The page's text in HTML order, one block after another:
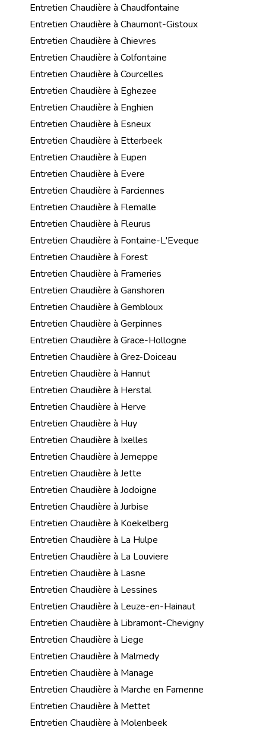
Entretien Chaudière à Chaudfontaine
Entretien Chaudière à Chaumont-Gistoux
Entretien Chaudière à Chievres
Entretien Chaudière à Colfontaine
Entretien Chaudière à Courcelles
Entretien Chaudière à Eghezee
Entretien Chaudière à Enghien
Entretien Chaudière à Esneux
Entretien Chaudière à Etterbeek
Entretien Chaudière à Eupen
Entretien Chaudière à Evere
Entretien Chaudière à Farciennes
Entretien Chaudière à Flemalle
Entretien Chaudière à Fleurus
Entretien Chaudière à Fontaine-L'Eveque
Entretien Chaudière à Forest
Entretien Chaudière à Frameries
Entretien Chaudière à Ganshoren
Entretien Chaudière à Gembloux
Entretien Chaudière à Gerpinnes
Entretien Chaudière à Grace-Hollogne
Entretien Chaudière à Grez-Doiceau
Entretien Chaudière à Hannut
Entretien Chaudière à Herstal
Entretien Chaudière à Herve
Entretien Chaudière à Huy
Entretien Chaudière à Ixelles
Entretien Chaudière à Jemeppe
Entretien Chaudière à Jette
Entretien Chaudière à Jodoigne
Entretien Chaudière à Jurbise
Entretien Chaudière à Koekelberg
Entretien Chaudière à La Hulpe
Entretien Chaudière à La Louviere
Entretien Chaudière à Lasne
Entretien Chaudière à Lessines
Entretien Chaudière à Leuze-en-Hainaut
Entretien Chaudière à Libramont-Chevigny
Entretien Chaudière à Liege
Entretien Chaudière à Malmedy
Entretien Chaudière à Manage
Entretien Chaudière à Marche en Famenne
Entretien Chaudière à Mettet
Entretien Chaudière à Molenbeek